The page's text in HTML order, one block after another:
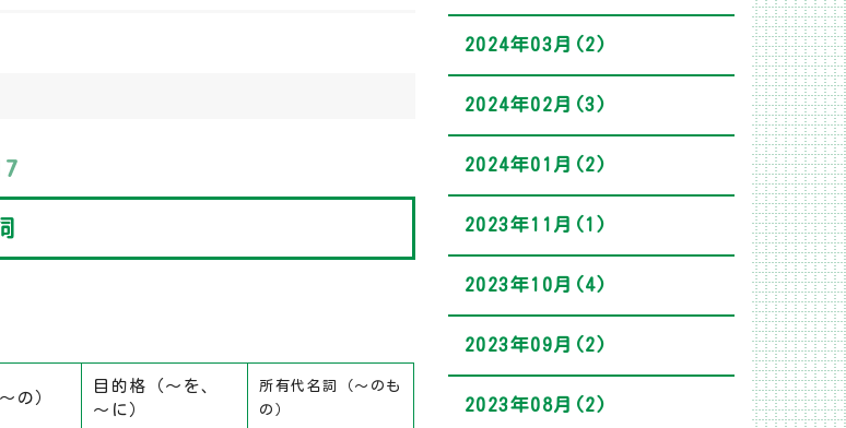
の）
目的格（～を、
～に）
所有代名詞（～のも
の）
2024年03月(2)
2024年02月(3)
2024年01月(2)
2023年11月(1)
2023年10月(4)
2023年09月(2)
2023年08月(2)